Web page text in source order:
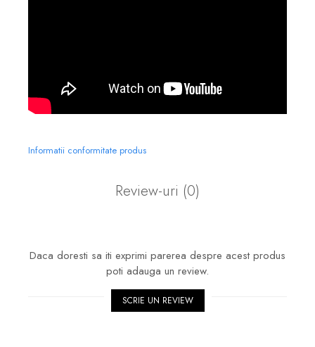
Informatii conformitate produs
Review-uri (0)
Daca doresti sa iti exprimi parerea despre acest produs
poti adauga un review.
SCRIE UN REVIEW